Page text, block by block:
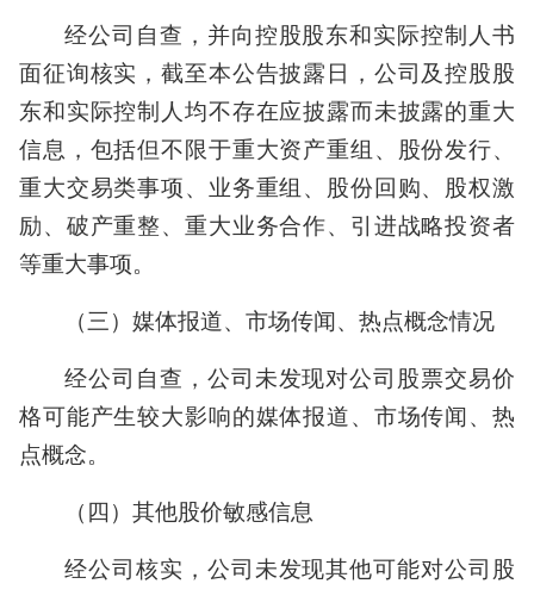
经公司自查，并向控股股东和实际控制人书
面征询核实，截至本公告披露日，公司及控股股
东和实际控制人均不存在应披露而未披露的重大
信息，包括但不限于重大资产重组、股份发行、
重大交易类事项、业务重组、股份回购、股权激
励、破产重整、重大业务合作、引进战略投资者
等重大事项。
（三）媒体报道、市场传闻、热点概念情况
经公司自查，公司未发现对公司股票交易价
格可能产生较大影响的媒体报道、市场传闻、热
点概念。
（四）其他股价敏感信息
经公司核实，公司未发现其他可能对公司股